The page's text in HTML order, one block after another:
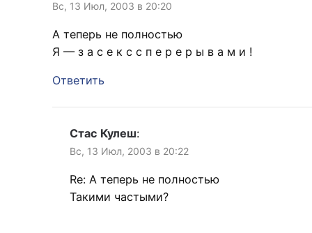
Вс, 13 Июл, 2003 в 20:20
А теперь не полностью
Я — з а с е к с с п е р е р ы в а м и !
Ответить
Стас Кулеш:
Вс, 13 Июл, 2003 в 20:22
Re: А теперь не полностью
Такими частыми?